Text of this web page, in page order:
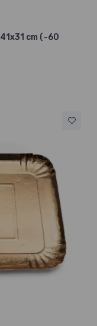
cm (~60